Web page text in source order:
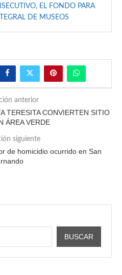
EL FONDO PARA
DE MUSEOS
anterior
TERESITA CONVIERTEN SITIO
ÁREA VERDE
siguiente
de homicidio ocurrido en San
BUSCAR